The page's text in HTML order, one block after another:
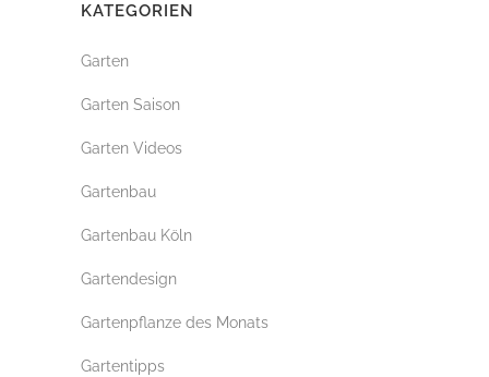
KATEGORIEN
Garten
Garten Saison
Garten Videos
Gartenbau
Gartenbau Köln
Gartendesign
Gartenpflanze des Monats
Gartentipps